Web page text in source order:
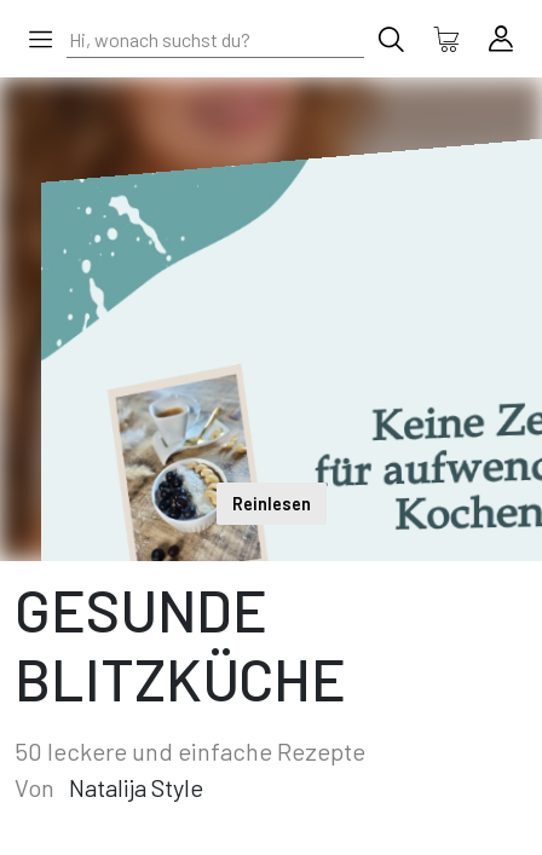
Reinlesen
GESUNDE
BLITZKÜCHE
50 leckere und einfache Rezepte
Von
Natalija Style